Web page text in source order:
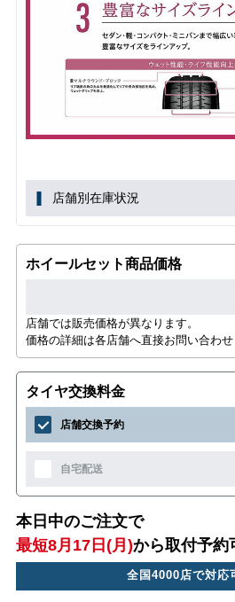
店舗別在庫状況
ホイールセット商品価格
店舗では販売価格が異なります。
価格の詳細は各店舗へ直接お問い合わせ
タイヤ交換料金
店舗交換予約
自宅配送
本日中のご注文で
最短8月17日(月)から取付予約
全国4000店で対応